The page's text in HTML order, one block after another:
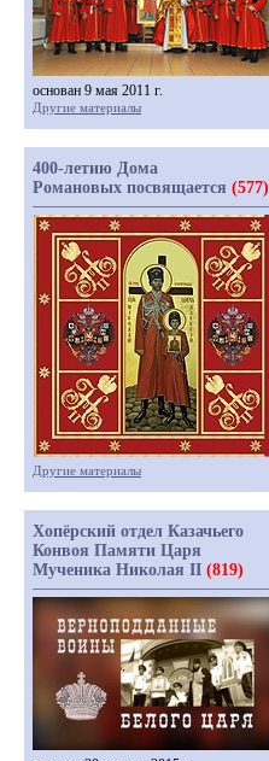
основан 9 мая 2011 г.
Другие материалы
400-летию Дома
Романовых посвящается (577)
Другие материалы
Хопёрский отдел Казачьего
Конвоя Памяти Царя
Мученика Николая II (819)